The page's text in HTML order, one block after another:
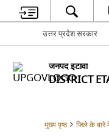
उत्तर प्रदेश सरकार
जनपद इटावा
DISTRICT
मुख्य पृष्ठ जिले के बारे